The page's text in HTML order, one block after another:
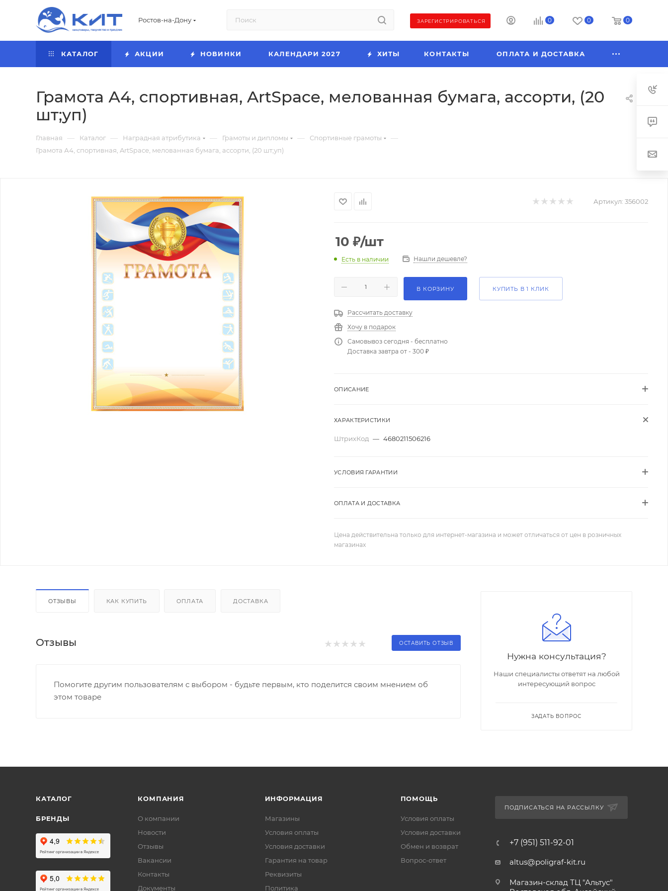
Ростов-на-Дону ЗАРЕГИСТРИРОВАТЬСЯ 0 0 0
КАТАЛОГ АКЦИИ НОВИНКИ КАЛЕНДАРИ 2027 ХИТЫ КОНТАКТЫ ОПЛАТА И ДОСТАВКА
Грамота А4, спортивная, ArtSpace, мелованная бумага, ассорти, (20
шт;уп)
Главная — Каталог — Наградная атрибутика — Грамоты и дипломы — Спортивные грамоты —
Грамота А4, спортивная, ArtSpace, мелованная бумага, ассорти, (20 шт;уп)
Артикул: 356002
10 ₽/шт
Есть в наличии Нашли дешевле?
В КОРЗИНУ КУПИТЬ В 1 КЛИК
Рассчитать доставку
Хочу в подарок
Самовывоз сегодня - бесплатно
Доставка завтра от - 300 ₽
ОПИСАНИЕ
ХАРАКТЕРИСТИКИ
ШтрихКод — 4680211506216
УСЛОВИЯ ГАРАНТИИ
ОПЛАТА И ДОСТАВКА
Цена действительна только для интернет-магазина и может отличаться от цен в розничных
магазинах
ОТЗЫВЫ КАК КУПИТЬ ОПЛАТА ДОСТАВКА
Отзывы ОСТАВИТЬ ОТЗЫВ
Помогите другим пользователям с выбором - будьте первым, кто поделится своим мнением об
этом товаре
Нужна консультация?
Наши специалисты ответят на любой
интересующий вопрос
ЗАДАТЬ ВОПРОС
КАТАЛОГ
БРЕНДЫ
КОМПАНИЯ
О компании
Новости
Отзывы
Вакансии
Контакты
Документы
ИНФОРМАЦИЯ
Магазины
Условия оплаты
Условия доставки
Гарантия на товар
Реквизиты
Политика
ПОМОЩЬ
Условия оплаты
Условия доставки
Обмен и возврат
Вопрос-ответ
ПОДПИСАТЬСЯ НА РАССЫЛКУ
+7 (951) 511-92-01
altus@poligraf-kit.ru
Магазин-склад ТЦ "Альтус"